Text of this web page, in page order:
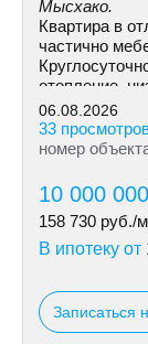
Мысхако.
Квартира в
частично
отопление,
06.08.2026
33
номер
10 000 000
158 730 руб./м
В ипотеку от
Записаться